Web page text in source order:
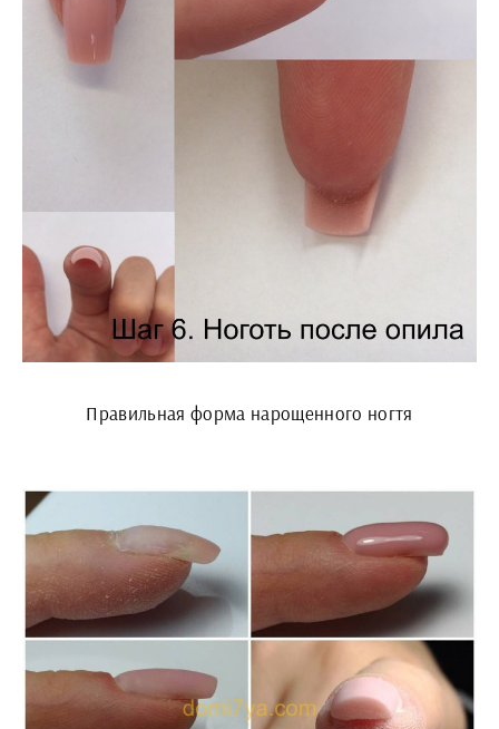
Правильная форма нарощенного ногтя